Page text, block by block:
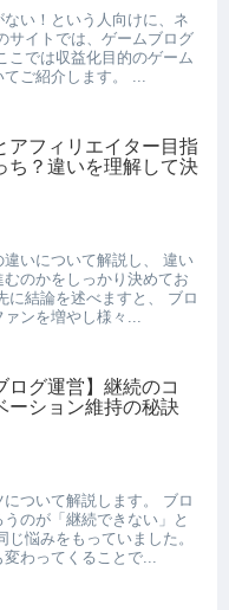
い！という人向けに、ネ
サイトでは、ゲームブログ
こでは収益化目的のゲーム
ご紹介します。 ...
アフィリエイター目指
ち？違いを理解して決
いについて解説し、 違い
のかをしっかり決めてお
に結論を述べますと、 ブロ
ンを増やし様々...
ログ運営】継続のコ
ーション維持の秘訣
ついて解説します。 ブロ
のが「継続できない」と
悩みをもっていました。
わってくることで...